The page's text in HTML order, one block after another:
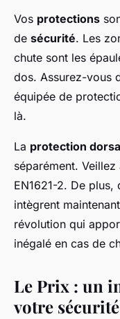
Vos protections
de sécurité. Les
chute sont les
dos. Assurez-vous
équipée de
là.
La protection
séparément.
EN1621-2. De plus,
intègrent
révolution qui
inégalé en cas de
Le Prix : un
votre sécurité